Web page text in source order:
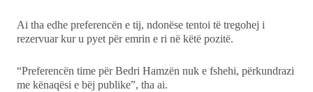
Ai tha edhe preferencën e tij, ndonëse tentoi të tregohej i
rezervuar kur u pyet për emrin e ri në këtë pozitë.
“Preferencën time për Bedri Hamzën nuk e fshehi, përkundrazi
me kënaqësi e bëj publike”, tha ai.